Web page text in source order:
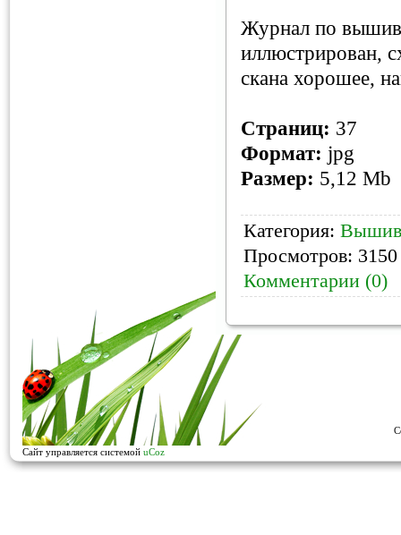
Журнал по
иллюстрирован,
скана хорошее,
Страниц: 37
Формат: jpg
Размер: 5,12 Mb
Категория:
Просмотров:
Комментарии (0)
Сайт управляется системой uCoz